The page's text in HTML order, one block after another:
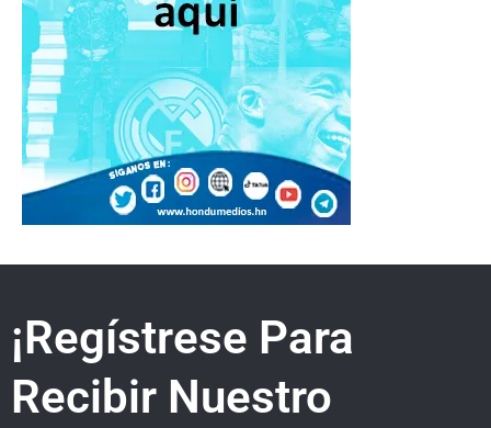
¡Regístrese Para
Recibir Nuestro